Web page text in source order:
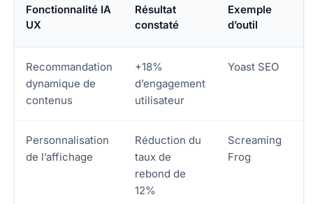
Fonctionnalité IA
UX
Résultat
constaté
Exemple
d’outil
Recommandation
dynamique de
contenus
+18%
d’engagement
utilisateur
Yoast SEO
Personnalisation
de l’affichage
Réduction du
taux de
rebond de
12%
Screaming
Frog